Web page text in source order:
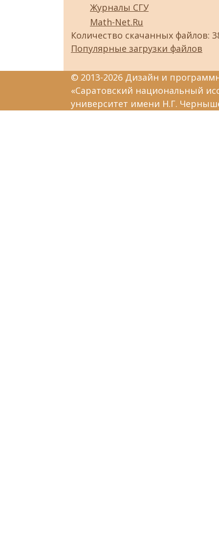
Журналы СГУ
Math-Net.Ru
Количество скачанных файлов:
Популярные загрузки файлов
© 2013-2026 Дизайн и
«Саратовский национальный
университет имени Н.Г.